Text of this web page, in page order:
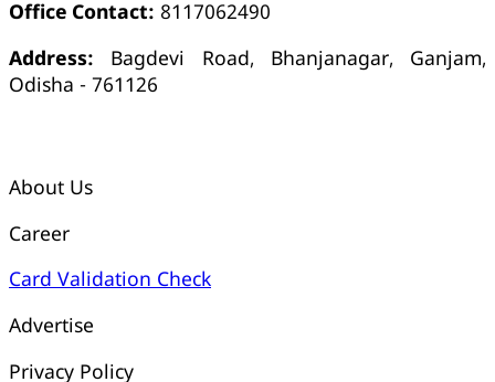
Office Contact: 8117062490
Address: Bagdevi Road, Bhanjanagar, Ganjam,
Odisha - 761126
About Us
Career
Card Validation Check
Advertise
Privacy Policy